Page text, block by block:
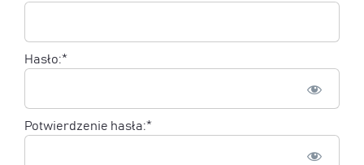
Hasło:*
Potwierdzenie hasła:*